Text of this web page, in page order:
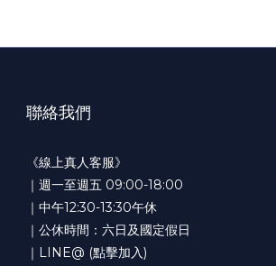
聯絡我們
《線上真人客服》
｜週一至週五 09:00-18:00
｜中午12:30-13:30午休
｜公休時間：六日及國定假日
｜LINE@ (點擊加入)